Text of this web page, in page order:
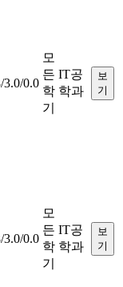
3.0/0.0
모
든
학
기
IT공
학과
보
기
3.0/0.0
모
든
학
기
IT공
학과
보
기